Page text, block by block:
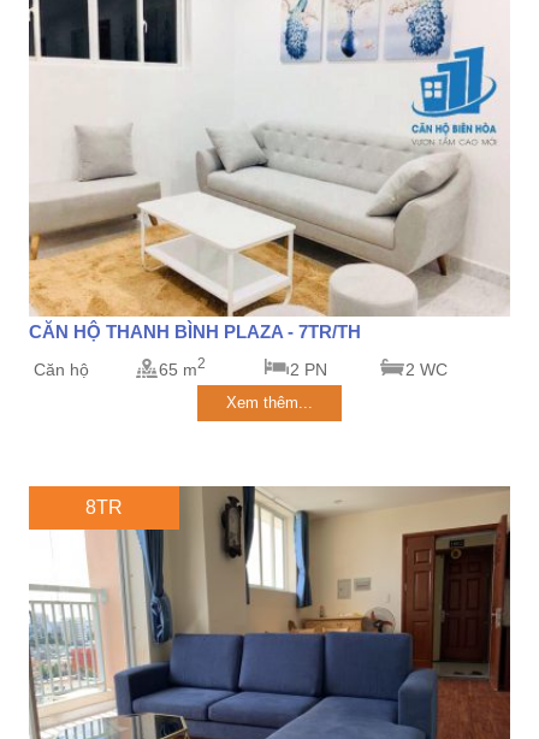
CĂN HỘ THANH BÌNH PLAZA - 7TR/TH
Căn hộ 65 m2 2 PN 2 WC
Xem thêm...
8TR